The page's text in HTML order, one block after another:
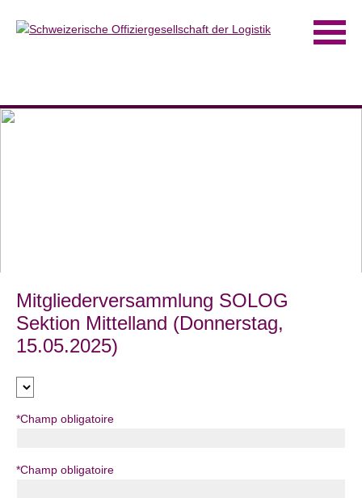
Mitgliederversammlung SOLOG
Sektion Mittelland (Donnerstag,
15.05.2025)
*Champ obligatoire
*Champ obligatoire